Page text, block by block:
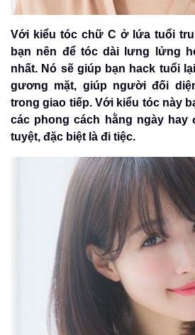
Với kiểu tóc chữ C ở lứa tuổi
bạn nên để tóc dài lưng lửng
nhất. Nó sẽ giúp bạn hack tuổi
gương mặt, giúp người đối
trong giao tiếp. Với kiểu tóc này
các phong cách hằng ngày hay
tuyệt, đặc biệt là đi tiệc.